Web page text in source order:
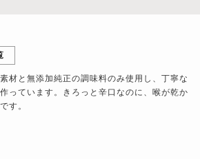
材と無添加純正の調味料のみ使用し、丁寧な
っています。きろっと辛口なのに、喉が乾か
す。